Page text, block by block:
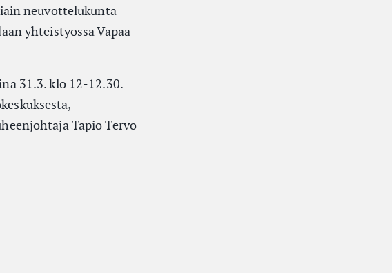
neuvottelukunta
yhteistyössä Vapaa-
31.3. klo 12-12.30.
Tapio Tervo
linkki)